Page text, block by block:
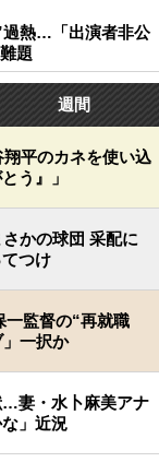
過熱…「出演者非公
題
週間
平のカネを使い込
う』」
かの球団 采配に
つけ
一監督の“再就職
一択か
…妻・水卜麻美アナ
」近況